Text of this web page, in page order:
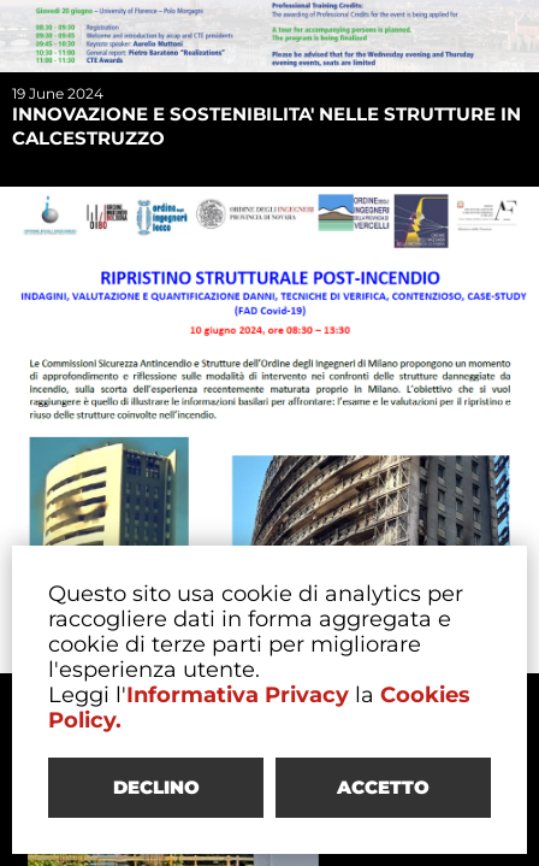
Questo sito usa cookie di analytics per
raccogliere dati in forma aggregata e
cookie di terze parti per migliorare
l'esperienza utente.
Leggi l'Informativa Privacy la Cookies
Policy.
DECLINO ACCETTO
19 June 2024
INNOVAZIONE E SOSTENIBILITA' NELLE STRUTTURE IN
CALCESTRUZZO
10 June 2024
RIPRISTINO STRUTTURALE POST-INCENDIO INDAGINI,
VALUTAZIONE E QUANTIFICAZIONE DANNI, TECNICHE
DI VERIFICA, CONTENZIOSO, CASE-STUDY